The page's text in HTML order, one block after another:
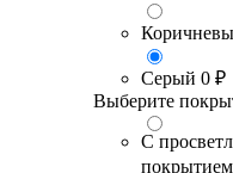
Серый 0 ₽
Выберите
С
покрытием